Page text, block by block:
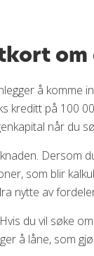
om
å komme
kreditt på 100
når du
Dersom
som blir
nytte av
du vil søke
å låne, som